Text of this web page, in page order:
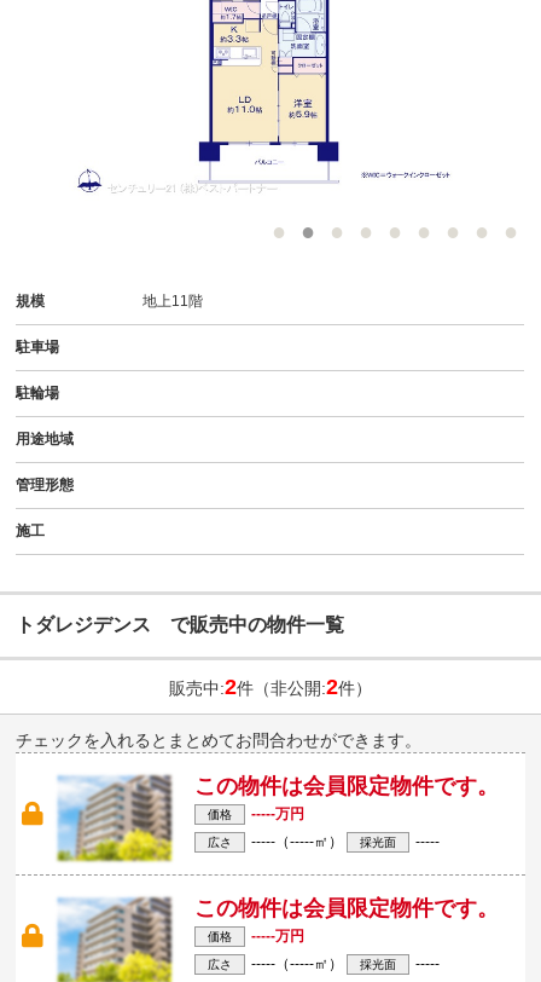
規模 地上11階
駐車場
駐輪場
用途地域
管理形態
施工
トダレジデンス で販売中の物件一覧
販売中:2件（非公開:2件）
チェックを入れるとまとめてお問合わせができます。
この物件は会員限定物件です。
価格 -----万円
広さ -----（-----㎡） 採光面 -----
この物件は会員限定物件です。
価格 -----万円
広さ -----（-----㎡） 採光面 -----